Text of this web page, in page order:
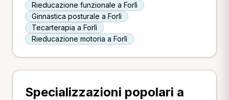
Rieducazione funzionale a Forlì
Ginnastica posturale a Forlì
Tecarterapia a Forlì
Rieducazione motoria a Forlì
Specializzazioni popolari a